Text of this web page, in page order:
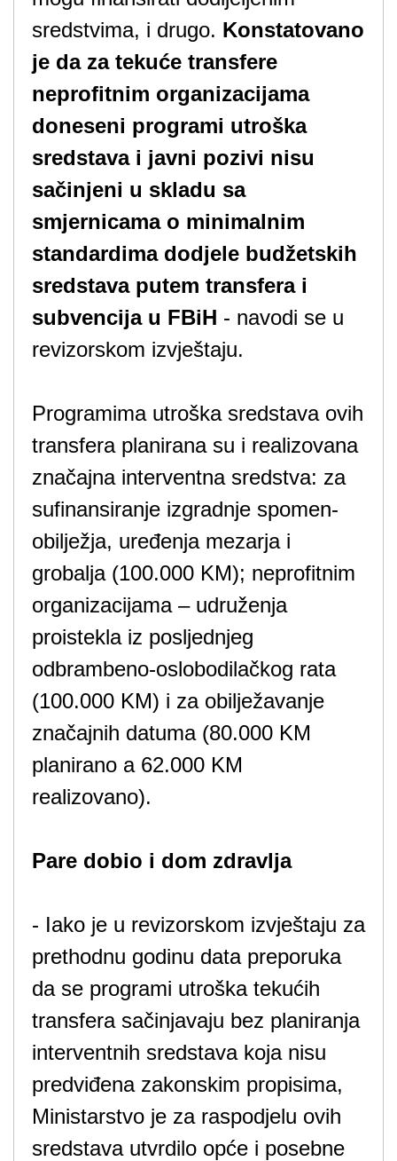
sredstvima, i drugo. Konstatovano
je da za tekuće transfere
neprofitnim organizacijama
doneseni programi utroška
sredstava i javni pozivi nisu
sačinjeni u skladu sa
smjernicama o minimalnim
standardima dodjele budžetskih
sredstava putem transfera i
subvencija u FBiH - navodi se u
revizorskom izvještaju.
Programima utroška sredstava ovih
transfera planirana su i realizovana
značajna interventna sredstva: za
sufinansiranje izgradnje spomen-
obilježja, uređenja mezarja i
grobalja (100.000 KM); neprofitnim
organizacijama – udruženja
proistekla iz posljednjeg
odbrambeno-oslobodilačkog rata
(100.000 KM) i za obilježavanje
značajnih datuma (80.000 KM
planirano a 62.000 KM
realizovano).
Pare dobio i dom zdravlja
- Iako je u revizorskom izvještaju za
prethodnu godinu data preporuka
da se programi utroška tekućih
transfera sačinjavaju bez planiranja
interventnih sredstava koja nisu
predviđena zakonskim propisima,
Ministarstvo je za raspodjelu ovih
sredstava utvrdilo opće i posebne